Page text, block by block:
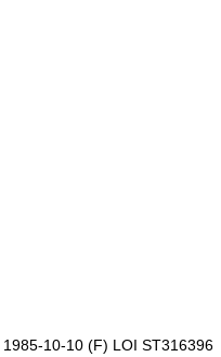
1985-10-10 (F) LOI ST316396